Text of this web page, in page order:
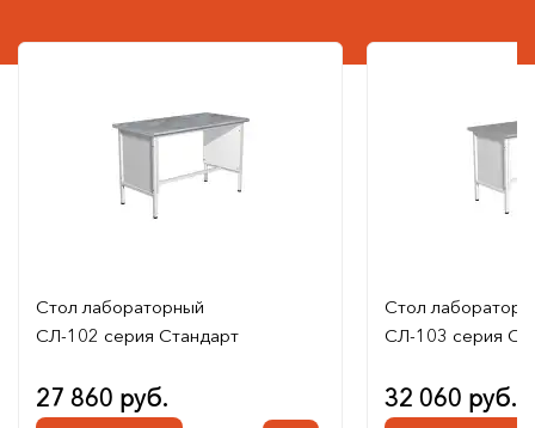
Стол лабораторный
СЛ-102 серия Стандарт
27 860 руб.
Стол
СЛ-103 серия
32 060 руб.